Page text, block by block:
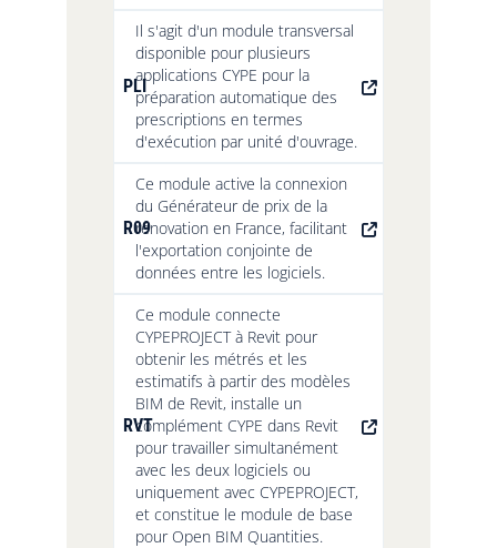
PLI
Il s'agit d'un module transversal
disponible pour plusieurs
applications CYPE pour la
préparation automatique des
prescriptions en termes
d'exécution par unité d'ouvrage.
R09
Ce module active la connexion
du Générateur de prix de la
rénovation en France, facilitant
l'exportation conjointe de
données entre les logiciels.
RVT
Ce module connecte
CYPEPROJECT à Revit pour
obtenir les métrés et les
estimatifs à partir des modèles
BIM de Revit, installe un
complément CYPE dans Revit
pour travailler simultanément
avec les deux logiciels ou
uniquement avec CYPEPROJECT,
et constitue le module de base
pour Open BIM Quantities.